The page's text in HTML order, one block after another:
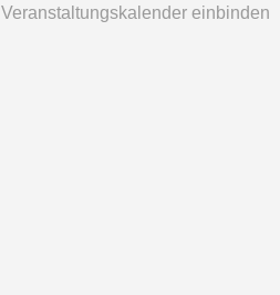
Veranstaltungskalender einbinden